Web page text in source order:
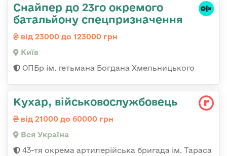
Снайпер до 23го окремого
батальйону спецпризначення
від 23000 до 123000 грн
Київ
ОПБр ім. гетьмана Богдана Хмельницького
Кухар, військовослужбовець
від 21000 до 60000 грн
Вся Україна
43-тя окрема артилерійська бригада ім. Тараса